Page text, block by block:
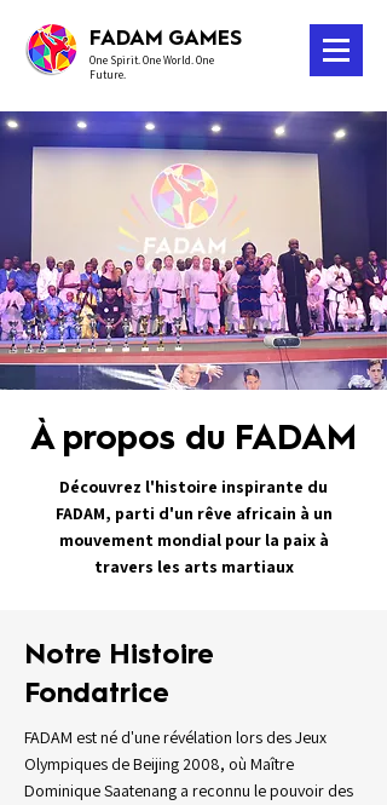
FADAM GAMES
One Spirit. One World. One
Future.
À propos du FADAM
Découvrez l'histoire inspirante du
FADAM, parti d'un rêve africain à un
mouvement mondial pour la paix à
travers les arts martiaux
Notre Histoire
Fondatrice
FADAM est né d'une révélation lors des Jeux
Olympiques de Beijing 2008, où Maître
Dominique Saatenang a reconnu le pouvoir des